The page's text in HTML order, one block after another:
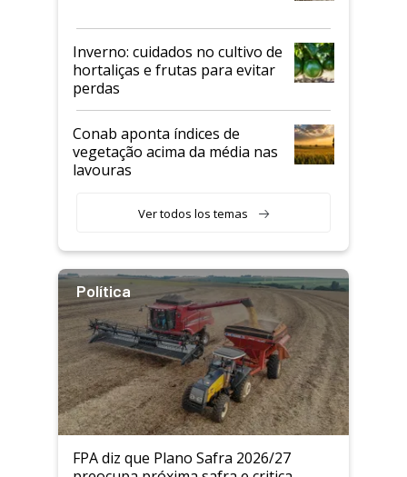
Inverno: cuidados no cultivo de
hortaliças e frutas para evitar
perdas
Conab aponta índices de
vegetação acima da média nas
lavouras
Ver todos los temas
Política
FPA diz que Plano Safra 2026/27